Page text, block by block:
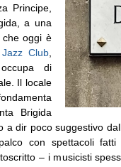
Principe,
a una
che oggi è
Club,
di
Il locale
Brigida
a dir poco suggestivo
con spettacoli
– i musicisti